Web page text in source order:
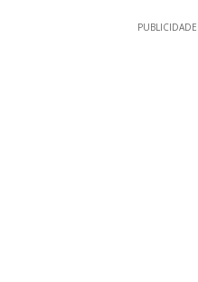
PUBLICIDADE